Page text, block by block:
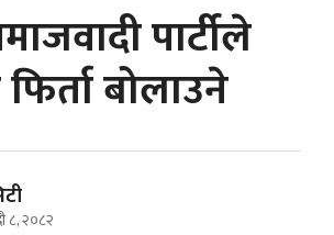
पार्टीले
फिर्ता बोलाउने
८, २०८२